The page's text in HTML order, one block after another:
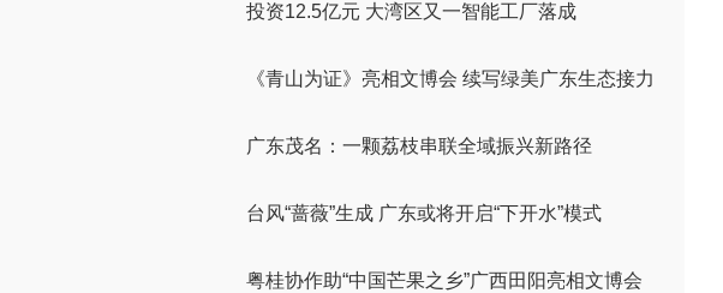
投资12.5亿元 大湾区又一智能工厂落成
《青山为证》亮相文博会 续写绿美广东生态接力
广东茂名：一颗荔枝串联全域振兴新路径
台风“蔷薇”生成 广东或将开启“下开水”模式
粤桂协作助“中国芒果之乡”广西田阳亮相文博会